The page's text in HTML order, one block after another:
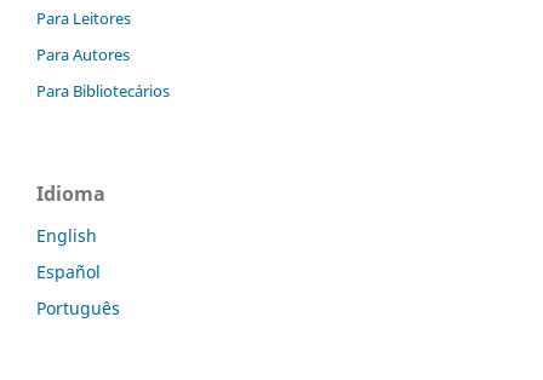
Para Leitores
Para Autores
Para Bibliotecários
Idioma
English
Español
Português